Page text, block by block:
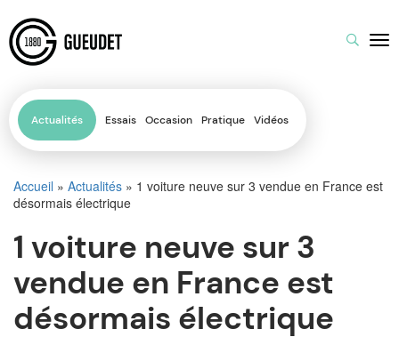
Actualités Essais Occasion Pratique Vidéos
Accueil » Actualités » 1 voiture neuve sur 3 vendue en France est
désormais électrique
1 voiture neuve sur 3
vendue en France est
désormais électrique